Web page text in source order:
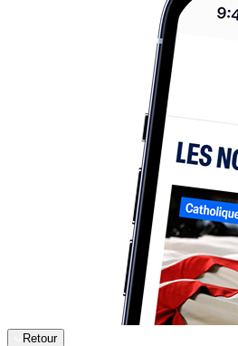
Retour